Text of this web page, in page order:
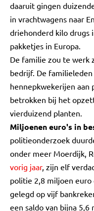
daaruit gingen
in vrachtwagens naar
driehonderd kilo drugs
pakketjes in Europa.
De familie zou te werk
bedrijf. De
hennepkwekerijen aan
betrokken bij het
vierduizend planten.
Miljoenen euro's in
politieonderzoek
onder meer Moerdijk,
vorig jaar, zijn elf
politie 2,8 miljoen euro
gelegd op vijf
een saldo van bijna 5,6